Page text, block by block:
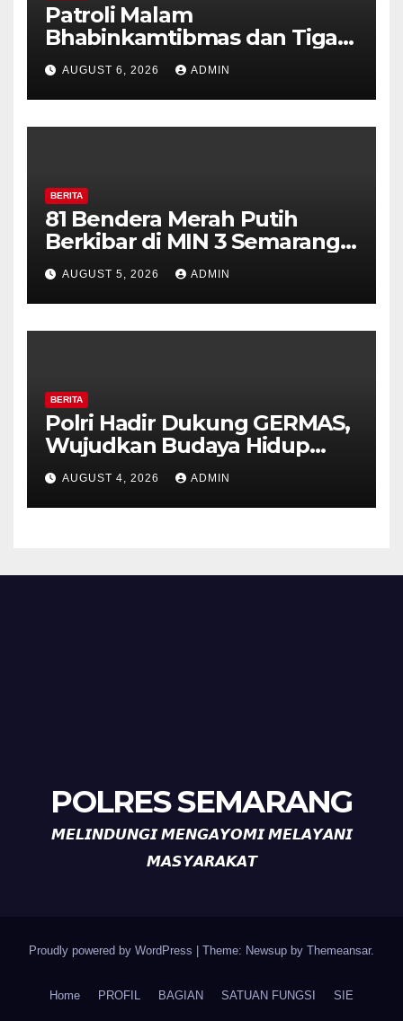
Patroli Malam
Bhabinkamtibmas dan Tiga
Pilar Kelurahan Ungaran
Perkuat Kamtibmas, Warga
Diajak Aktifkan Ronda
AUGUST 6, 2026 ADMIN
BERITA
81 Bendera Merah Putih
Berkibar di MIN 3 Semarang,
Bhabinkamtibmas Desa
Timpik Hadiri Peringatan
HUT ke-81 Kemerdekaan RI
AUGUST 5, 2026 ADMIN
BERITA
Polri Hadir Dukung GERMAS,
Wujudkan Budaya Hidup
Sehat di Kecamatan Pabelan
AUGUST 4, 2026 ADMIN
POLRES SEMARANG
𝙈𝙀𝙇𝙄𝙉𝘿𝙐𝙉𝙂𝙄 𝙈𝙀𝙉𝙂𝘼𝙔𝙊𝙈𝙄 𝙈𝙀𝙇𝘼𝙔𝘼𝙉𝙄
𝙈𝘼𝙎𝙔𝘼𝙍𝘼𝙆𝘼𝙏
Proudly powered by WordPress Theme: Newsup by Themeansar.
Home PROFIL BAGIAN SATUAN FUNGSI SIE